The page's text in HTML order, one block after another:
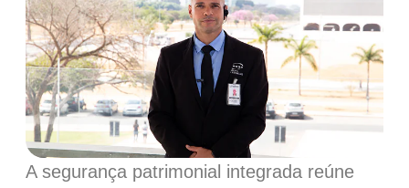
A segurança patrimonial integrada reúne